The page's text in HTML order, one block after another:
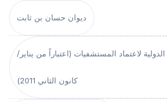
ديوان حسان بن ثابت
لاعتماد المستشفيات (اعتباراً من يناير/
كانون الثاني 2011)